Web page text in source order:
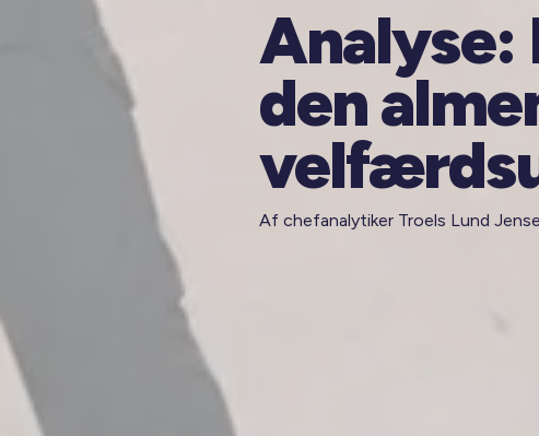
Analyse:
den
Af chefanalytiker Troels Lund